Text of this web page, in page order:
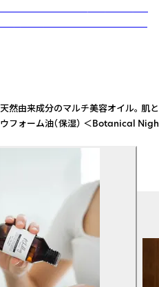
ルチ美容オイル。 肌と
ーム油（保湿） ＜